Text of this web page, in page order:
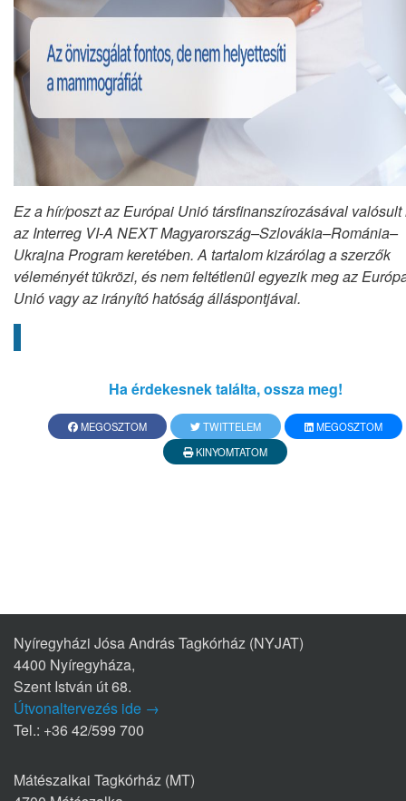
Ez a hír/poszt az Európai Unió társfinanszírozásával valósult
az Interreg VI-A NEXT Magyarország–Szlovákia–Románia–
Ukrajna Program keretében. A tartalom kizárólag a szerzők
véleményét tükrözi, és nem feltétlenül egyezik meg az
Unió vagy az irányító hatóság álláspontjával.
Ha érdekesnek találta, ossza meg!
MEGOSZTOM TWITTELEM
MEGOSZTOM
KINYOMTATOM
Nyíregyházi Jósa András Tagkórház (NYJAT)
4400 Nyíregyháza,
Szent István út 68.
Útvonaltervezés ide →
Tel.: +36 42/599 700
Mátészalkai Tagkórház (MT)